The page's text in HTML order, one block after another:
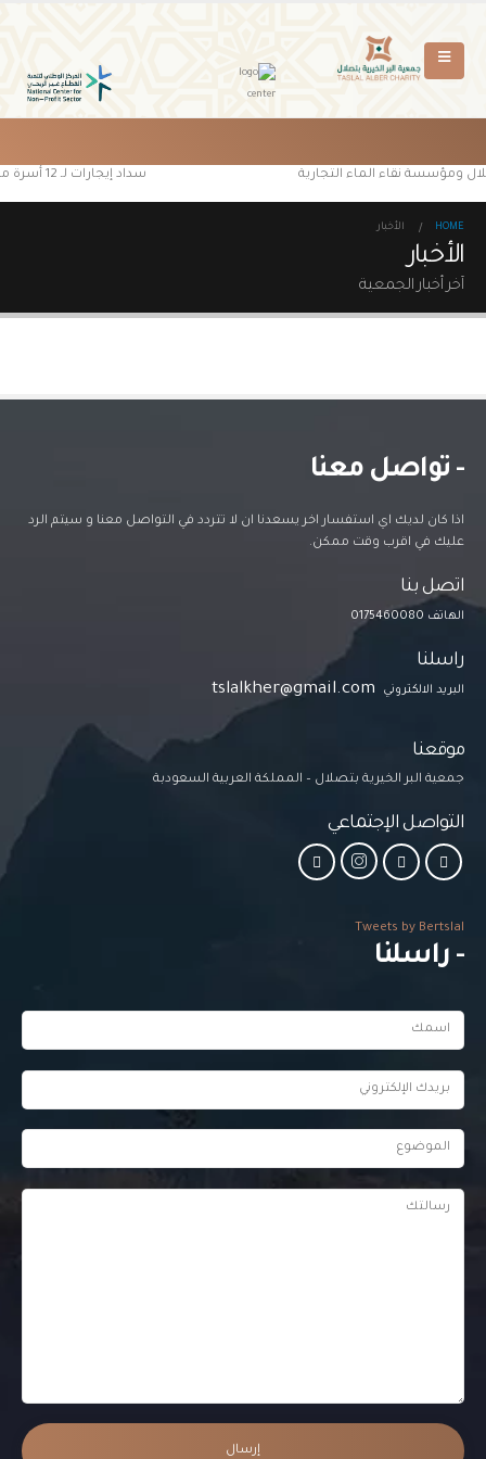
سداد إيجارات لـ 12 أسرة محتاجة من مستفيدي جمعية البر الخيرية بتصلال ومؤسسة نقاء الماء التجارية
HOME الأخبار
الأخبار
آخر أخبار الجمعية
- تواصل معنا
اذا كان لديك اي استفسار اخر يسعدنا ان لا تتردد في التواصل معنا و سيتم الرد
عليك في اقرب وقت ممكن.
اتصل بنا
الهاتف 0175460080
راسلنا
البريد الالكتروني
موقعنا
جمعية البر الخيرية بتصلال – المملكة العربية السعودبة
التواصل الإجتماعي
Tweets by Bertslal
- راسلنا